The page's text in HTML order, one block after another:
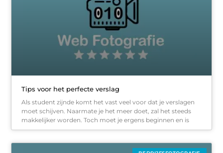
Tips voor het perfecte verslag
Als student zijnde komt het vast veel voor dat je verslagen
moet schijven. Naarmate je het meer doet, zal het steeds
makkelijker worden. Toch moet je ergens beginnen en is